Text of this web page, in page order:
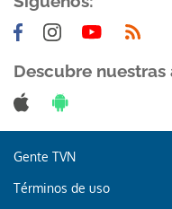
Descubre nuestras
Gente TVN
Términos de uso